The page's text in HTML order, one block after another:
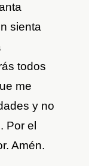
sienta
todos
me
y no
Por el
Amén.